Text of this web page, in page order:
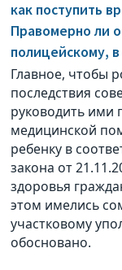
как поступить
Правомерно ли
полицейскому,
Главное, чтобы
последствия
руководить ими
медицинской
ребенку в
закона от
здоровья
этом имелись
участковому
обосновано.